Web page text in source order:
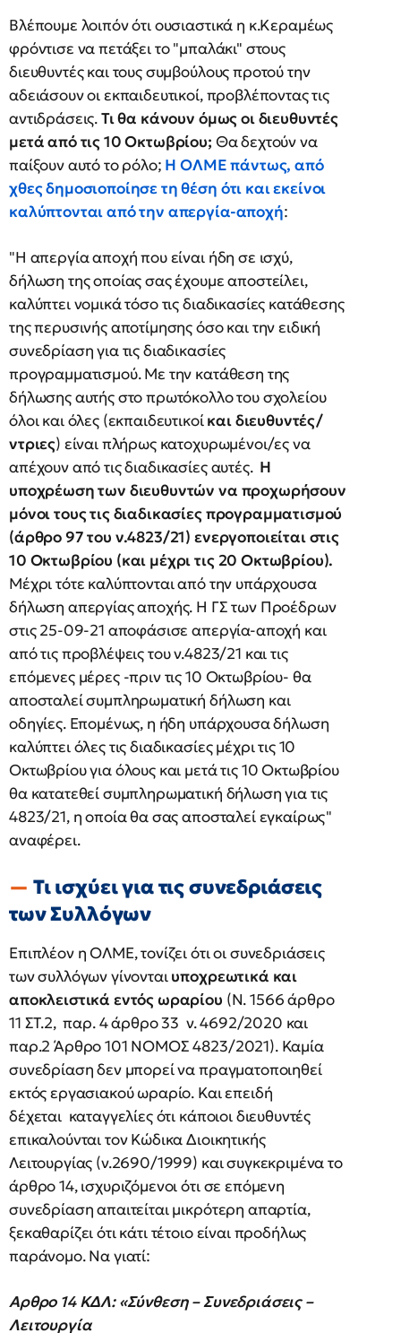
Βλέπουμε λοιπόν ότι ουσιαστικά η κ.Κεραμέως
φρόντισε να πετάξει το "μπαλάκι" στους
διευθυντές και τους συμβούλους προτού την
αδειάσουν οι εκπαιδευτικοί, προβλέποντας τις
αντιδράσεις.Τι θα κάνουν όμως οι διευθυντές
μετά από τις 10 Οκτωβρίου; Θα δεχτούν να
παίξουν αυτό το ρόλο; Η ΟΛΜΕ πάντως, από
χθες δημοσιοποίησε τη θέση ότι και εκείνοι
καλύπτονται από την απεργία-αποχή:
"Η απεργία αποχή που είναι ήδη σε ισχύ,
δήλωση της οποίας σας έχουμε αποστείλει,
καλύπτει νομικά τόσο τις διαδικασίες κατάθεσης
της περυσινής αποτίμησης όσο και την ειδική
συνεδρίαση για τις διαδικασίες
προγραμματισμού. Με την κατάθεση της
δήλωσης αυτής στο πρωτόκολλο του σχολείου
όλοι και όλες (εκπαιδευτικοίκαι διευθυντές/
ντριες) είναι πλήρως κατοχυρωμένοι/ες να
απέχουν από τις διαδικασίες αυτές. Η
υποχρέωση των διευθυντών να προχωρήσουν
μόνοι τους τις διαδικασίες προγραμματισμού
(άρθρο 97 του ν.4823/21) ενεργοποιείται στις
10 Οκτωβρίου (και μέχρι τις 20 Οκτωβρίου).
Μέχρι τότε καλύπτονται από την υπάρχουσα
δήλωση απεργίας αποχής. Η ΓΣ των Προέδρων
στις 25-09-21 αποφάσισε απεργία-αποχή και
από τις προβλέψεις του ν.4823/21 και τις
επόμενες μέρες -πριν τις 10 Οκτωβρίου- θα
αποσταλεί συμπληρωματική δήλωση και
οδηγίες. Επομένως, η ήδη υπάρχουσα δήλωση
καλύπτει όλες τις διαδικασίες μέχρι τις 10
Οκτωβρίου για όλους και μετά τις 10 Οκτωβρίου
θα κατατεθεί συμπληρωματική δήλωση για τις
4823/21, η οποία θα σας αποσταλεί εγκαίρως"
αναφέρει.
Τι ισχύει για τις συνεδριάσεις
των Συλλόγων
Επιπλέον η ΟΛΜΕ, τονίζει ότι οι συνεδριάσεις
των συλλόγων γίνονταιυποχρεωτικά και
αποκλειστικά εντός ωραρίου (Ν. 1566 άρθρο
11 ΣΤ.2, παρ. 4 άρθρο 33 ν. 4692/2020 και
παρ.2 Άρθρο 101 ΝΟΜΟΣ 4823/2021). Καμία
συνεδρίαση δεν μπορεί να πραγματοποιηθεί
εκτός εργασιακού ωραρίο. Και επειδή
δέχεται καταγγελίες ότι κάποιοι διευθυντές
επικαλούνται τον Κώδικα Διοικητικής
Λειτουργίας (ν.2690/1999) και συγκεκριμένα το
άρθρο 14, ισχυριζόμενοι ότι σε επόμενη
συνεδρίαση απαιτείται μικρότερη απαρτία,
ξεκαθαρίζει ότι κάτι τέτοιο είναι προδήλως
παράνομο. Να γιατί:
Αρθρο 14 ΚΔΛ: «Σύνθεση – Συνεδριάσεις –
Λειτουργία